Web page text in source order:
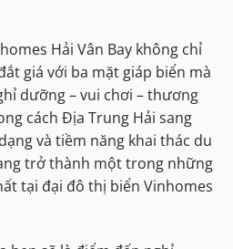
Hải Vân Bay không chỉ
giá với ba mặt giáp biển mà
dưỡng – vui chơi – thương
cách Địa Trung Hải sang
và tiềm năng khai thác du
trở thành một trong những
tại đại đô thị biển Vinhomes